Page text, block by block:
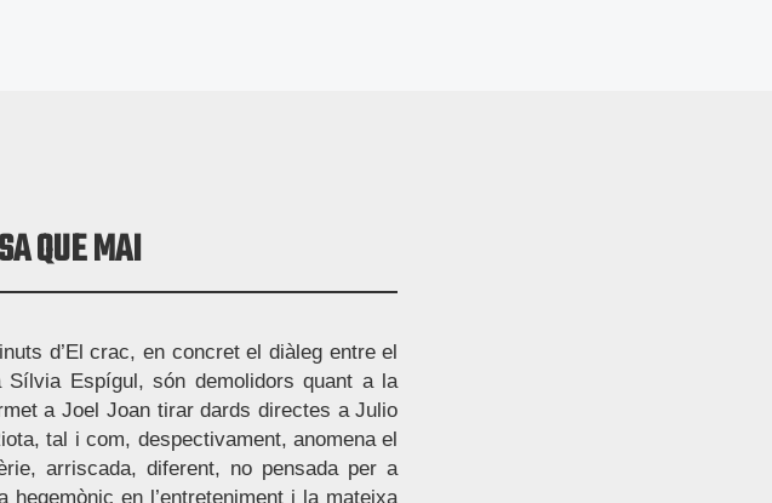
QUE MAI
d’El crac, en concret el diàleg entre el
Sílvia Espígul, són demolidors quant a la
a Joel Joan tirar dards directes a Julio
tal i com, despectivament, anomena el
arriscada, diferent, no pensada per a
en l’entreteniment i la mateixa